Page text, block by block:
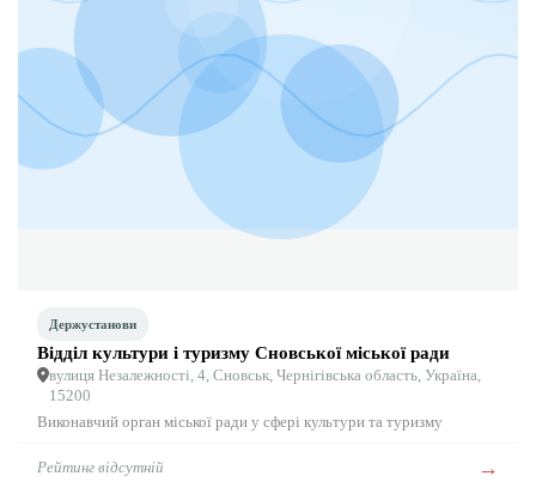
Держустанови
Відділ культури і туризму Сновської міської ради
вулиця Незалежності, 4, Сновськ, Чернігівська область, Україна,
15200
Виконавчий орган міської ради у сфері культури та туризму
Рейтинг відсутній →